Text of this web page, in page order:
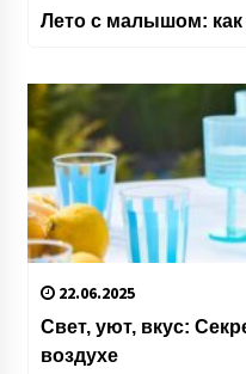
Лето с малышом:
22.06.2025
Свет, уют, вкус:
воздухе